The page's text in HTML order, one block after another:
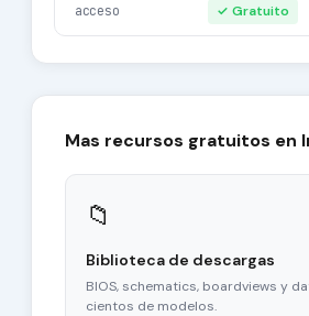
acceso ✓ Gratuito
Mas recursos gratuitos en
📁
Biblioteca de descargas
BIOS, schematics, boardviews y
cientos de modelos.